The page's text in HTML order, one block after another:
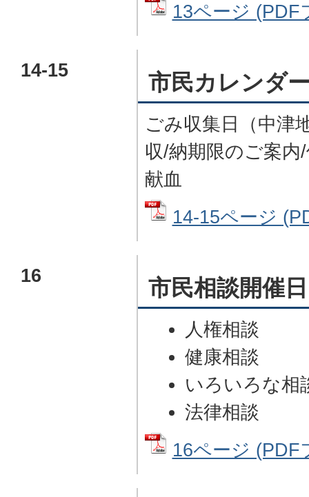
13ページ (PDF
14-15 市民カレンダ
ごみ収集日（中津
収/納期限のご案内
献血
14-15ページ
16 市民相談開催
人権相談
健康相談
いろいろな相
法律相談
16ページ (PDF